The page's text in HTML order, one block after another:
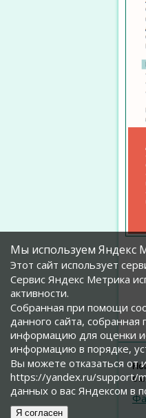
с
Мы используем Яндекс
Этот сайт использует
Сервис Яндекс Метрика
активности.
Собранная при помощи
данного сайта,
информацию для оценки
информацию в порядке,
Вы можете отказаться от
https://yandex.ru/support/
данных о вас Яндексом в
Я согласен